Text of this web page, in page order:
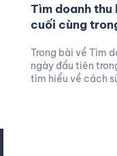
Tìm doanh thu
cuối cùng
Trong bài về Tìm
ngày đầu tiên
tìm hiểu về cách